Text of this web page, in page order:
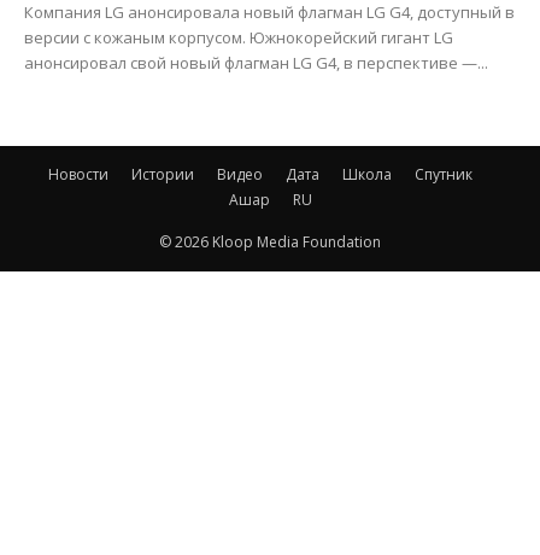
Компания LG анонсировала новый флагман LG G4, доступный в
версии с кожаным корпусом. Южнокорейский гигант LG
анонсировал свой новый флагман LG G4, в перспективе —...
Новости Истории Видео Дата Школа
Спутник
Ашар
RU
© 2026 Kloop Media Foundation